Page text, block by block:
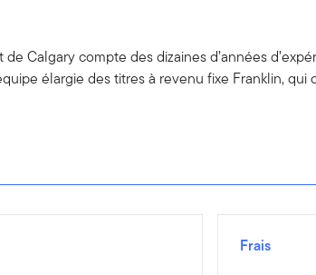
de Calgary compte des dizaines d’années
élargie des titres à revenu fixe Franklin,
Frais